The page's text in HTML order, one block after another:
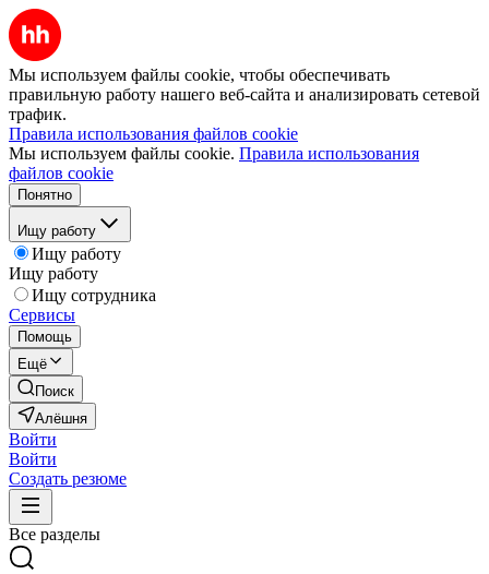
Мы используем файлы cookie, чтобы обеспечивать
правильную работу нашего веб-сайта и анализировать сетевой
трафик.
Правила использования файлов cookie
Мы используем файлы cookie. Правила использования
файлов cookie
Понятно
Ищу работу
Ищу работу
Ищу работу
Ищу сотрудника
Сервисы
Помощь
Ещё
Поиск
Алёшня
Войти
Войти
Создать резюме
Все разделы